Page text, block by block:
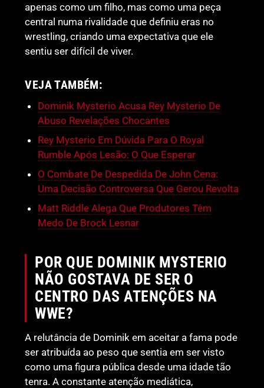
apenas como um filho, mas como uma peça
central numa rivalidade que definiu eras no
wrestling, criando uma expectativa que ele
sentiu ser difícil de viver.
VEJA TAMBÉM:
Dominik Mysterio Acusa Rey Mysterio De
Abuso Revelações Chocantes
Rey Mysterio Em Dúvida Para O Royal
Rumble Após Lesão: O Que Esperar
O Combate De Despedida De John Cena:
Uma Decisão Controversa Que Gerou Revolta
Matt Riddle Alega Que Produtores Têm
Medo De Brock Lesnar
POR QUE DOMINIK MYSTERIO
NÃO GOSTAVA DE SER O
CENTRO DAS ATENÇÕES NA
WWE?
A relutância de Dominik em aceitar a fama pode
ser atribuída ao peso que sentia em ser visto
como uma figura pública desde uma idade tão
tenra. A constante atenção mediática,